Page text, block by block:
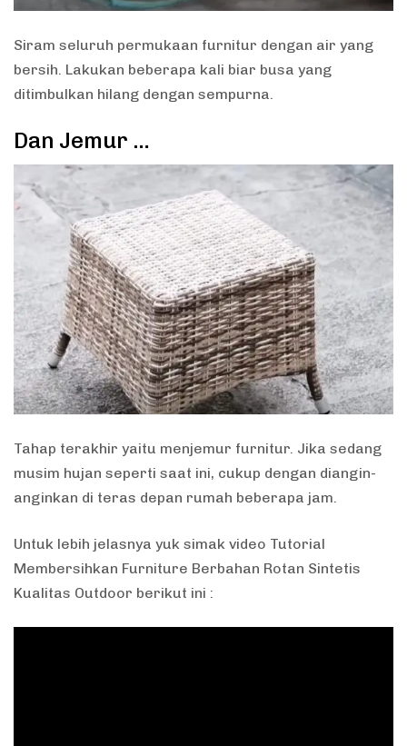
Siram seluruh permukaan furnitur dengan air yang
bersih. Lakukan beberapa kali biar busa yang
ditimbulkan hilang dengan sempurna.
Dan Jemur …
Tahap terakhir yaitu menjemur furnitur. Jika sedang
musim hujan seperti saat ini, cukup dengan diangin-
anginkan di teras depan rumah beberapa jam.
Untuk lebih jelasnya yuk simak video Tutorial
Membersihkan Furniture Berbahan Rotan Sintetis
Kualitas Outdoor berikut ini :